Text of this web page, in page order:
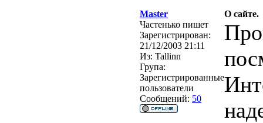
Master
О сайте.
Частенько пишет
Зарегистрирован:
21/12/2003 21:11
Из: Tallinn
Група:
Зарегистрированные
пользователи
Сообщений: 50